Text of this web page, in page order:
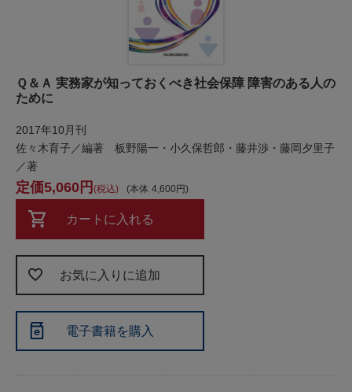
Ｑ＆Ａ 実務家が知っておくべき社会保障 障害のある人の
ために
2017年10月刊
佐々木育子／編著 板野陽一・小久保哲郎・藤井渉・藤岡夕里子
／著
本体 4,600
5,060 税込
カートに入れる
お気に入りに追加
電子書籍を購入